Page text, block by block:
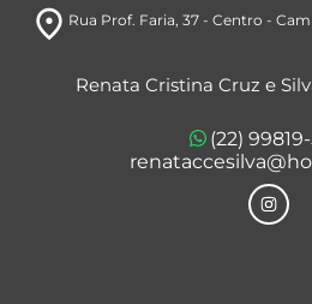
room Rua Prof. Faria, 37- Centro -
Renata Cristina Cruz e
(22)